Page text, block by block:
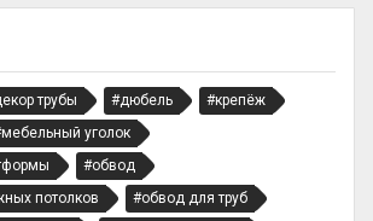
трубы #дюбель
#крепёж
уголок
#обвод
потолков
#обвод для труб